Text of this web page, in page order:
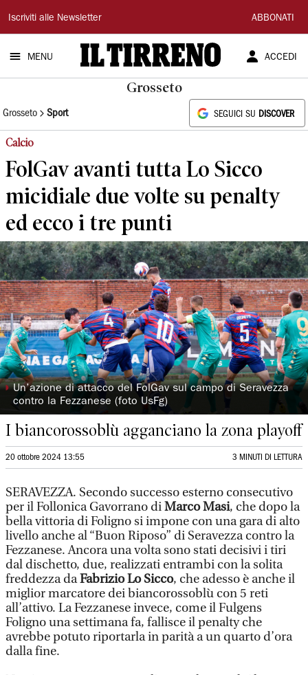
Il
Tirreno
Iscriviti alle Newsletter ABBONATI
MENU ACCEDI
Grosseto
Grosseto Sport SEGUICI SU DISCOVER
Calcio
FolGav avanti tutta Lo Sicco
micidiale due volte su penalty
ed ecco i tre punti
◗Un’azione di attacco del FolGav sul campo di Seravezza
contro la Fezzanese (foto UsFg)
I biancorossoblù agganciano la zona playoff
20 ottobre 2024 13:55 3 MINUTI DI LETTURA
SERAVEZZA. Secondo successo esterno consecutivo
per il Follonica Gavorrano diMarco Masi, che dopo la
bella vittoria di Foligno si impone con una gara di alto
livello anche al “Buon Riposo” di Seravezza contro la
Fezzanese. Ancora una volta sono stati decisivi i tiri
dal dischetto, due, realizzati entrambi con la solita
freddezza daFabrizio Lo Sicco, che adesso è anche il
miglior marcatore dei biancorossoblù con 5 reti
all’attivo. La Fezzanese invece, come il Fulgens
Foligno una settimana fa, fallisce il penalty che
avrebbe potuto riportarla in parità a un quarto d’ora
dalla fine.